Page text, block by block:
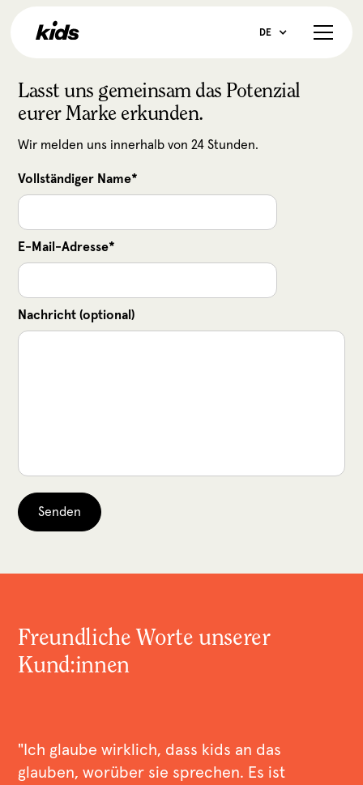
DE
Lasst uns gemeinsam das Potenzial
eurer Marke erkunden.
Wir melden uns innerhalb von 24 Stunden.
Vollständiger Name*
E-Mail-Adresse*
Nachricht (optional)
Freundliche Worte unserer
Kund:innen
"Ich glaube wirklich, dass kids an das
glauben, worüber sie sprechen. Es ist